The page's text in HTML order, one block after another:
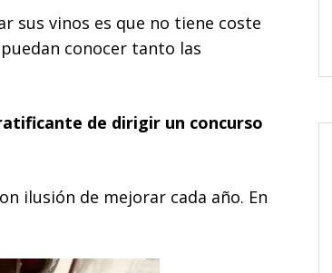
sus vinos es que no tiene coste
conocer tanto las
de dirigir un concurso
ilusión de mejorar cada año. En